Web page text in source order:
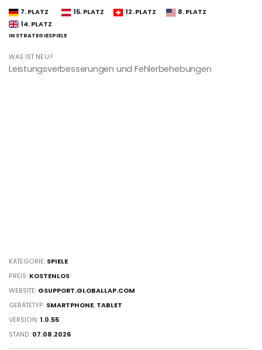
7. PLATZ 15. PLATZ 12. PLATZ
8. PLATZ
14. PLATZ
IN STRATEGIESPIELE
WAS IST NEU?
Leistungsverbesserungen und Fehlerbehebungen
KATEGORIE: SPIELE
PREIS: KOSTENLOS
WEBSITE: GSUPPORT.GLOBALLAP.COM
GERÄTETYP: SMARTPHONE, TABLET
VERSION: 1.0.55
STAND: 07.08.2026